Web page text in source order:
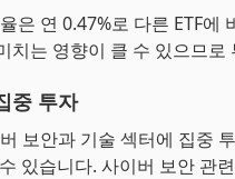
은 연 0.47%로 다른 ETF에
치는 영향이 클 수 있으므
중 투자
보안과 기술 섹터에 집중
있습니다. 사이버 보안 관